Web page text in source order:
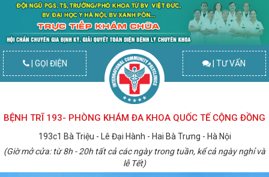
| GỌI ĐIỆN | TƯ VẤN
BỆNH TRĨ 193- PHÒNG KHÁM ĐA KHOA QUỐC TẾ CỘNG ĐỒNG
193c1 Bà Triệu - Lê Đại Hành - Hai Bà Trưng - Hà Nội
(Giờ mở cửa: từ 8h - 20h tất cả các ngày trong tuần, kể cả ngày nghỉ và
lễ Tết)